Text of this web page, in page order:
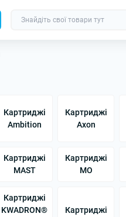
Картриджі
Ambition
Картриджі
Axon
Картриджі
MAST
Картриджі
MO
Картриджі
KWADRON®
Картриджі